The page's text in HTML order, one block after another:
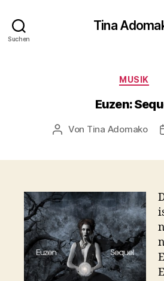
Suchen
Tina
MUSIK
Euzen:
Beitragsautor
Von Tina Adomako